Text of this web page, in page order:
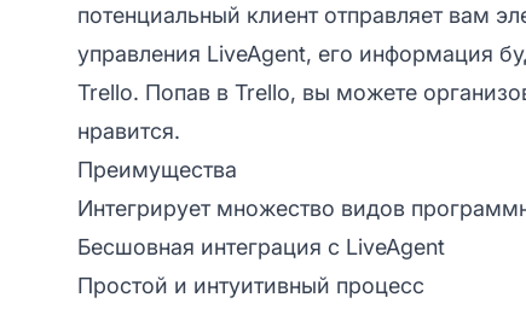
потенциальный клиент отправляет вам
управления LiveAgent, его информация
Trello. Попав в Trello, вы можете
нравится.
Преимущества
Интегрирует множество видов
Бесшовная интеграция с LiveAgent
Простой и интуитивный процесс